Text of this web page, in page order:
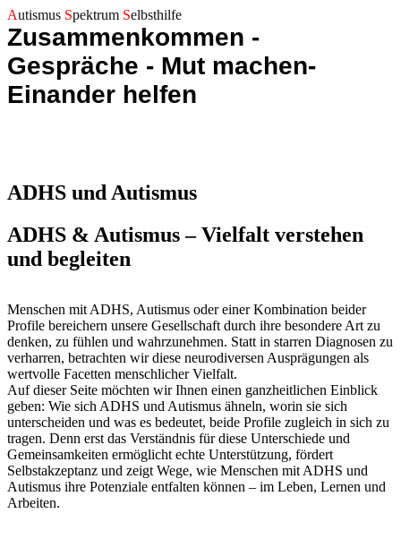
Autismus Spektrum Selbsthilfe
Zusammenkommen -
Gespräche - Mut machen-
Einander helfen
ADHS und Autismus
ADHS & Autismus – Vielfalt verstehen
und begleiten
Menschen mit ADHS, Autismus oder einer Kombination beider
Profile bereichern unsere Gesellschaft durch ihre besondere Art zu
denken, zu fühlen und wahrzunehmen. Statt in starren Diagnosen zu
verharren, betrachten wir diese neurodiversen Ausprägungen als
wertvolle Facetten menschlicher Vielfalt.
Auf dieser Seite möchten wir Ihnen einen ganzheitlichen Einblick
geben: Wie sich ADHS und Autismus ähneln, worin sie sich
unterscheiden und was es bedeutet, beide Profile zugleich in sich zu
tragen. Denn erst das Verständnis für diese Unterschiede und
Gemeinsamkeiten ermöglicht echte Unterstützung, fördert
Selbstakzeptanz und zeigt Wege, wie Menschen mit ADHS und
Autismus ihre Potenziale entfalten können – im Leben, Lernen und
Arbeiten.